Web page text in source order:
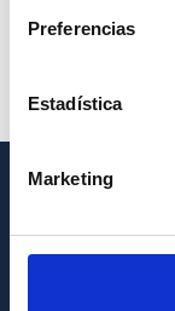
Preferencias
Estadística
Marketing